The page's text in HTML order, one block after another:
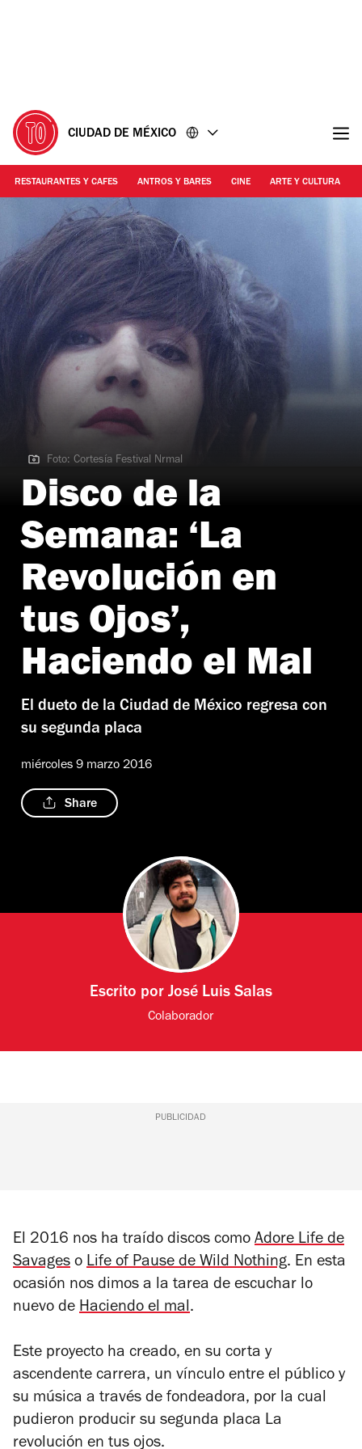
CIUDAD DE MÉXICO
RESTAURANTES Y CAFES ANTROS Y BARES CINE ARTE Y CULTURA
Foto: Cortesía Festival Nrmal
Foto: Cortesía Festival Nrmal
Disco de la
Semana: ‘La
Revolución en
tus Ojos’,
Haciendo el Mal
El dueto de la Ciudad de México regresa con
su segunda placa
miércoles 9 marzo 2016
Share
Escrito por José Luis Salas
Colaborador
PUBLICIDAD
El 2016 nos ha traído discos como Adore Lifede
Savages o Life of Pausede Wild Nothing. En esta
ocasión nos dimos a la tarea de escuchar lo
nuevo de Haciendo el mal.
Este proyecto ha creado, en su corta y
ascendente carrera, un vínculo entre el público y
su música a través de fondeadora, por la cual
pudieron producir su segunda placa La
revolución en tus ojos.